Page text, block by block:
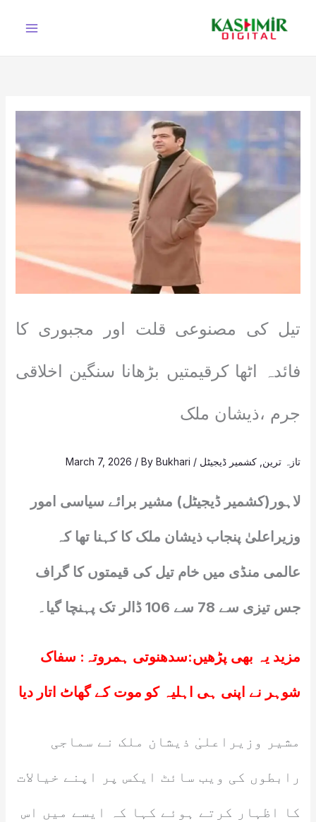
تیل کی مصنوعی قلت اور مجبوری کا
فائدہ اٹھا کرقیمتیں بڑھانا سنگین اخلاقی
جرم ،ذیشان ملک
تازہ ترین کشمیر ڈیجیٹل /
March 7, 2026 / ByBukhari
لاہور(کشمیر ڈیجیٹل) مشیر برائے سیاسی امور
وزیراعلیٰ پنجاب ذیشان ملک کا کہنا تھا کہ
عالمی منڈی میں خام تیل کی قیمتوں کا گراف
جس تیزی سے 78 سے 106 ڈالر تک پہنچا گیا۔
مزید یہ بھی پڑھیں:سدھنوتی ہمروتہ: سفاک
شوہر نے اپنی ہی اہلیہ کو موت کے گھاٹ اتار دیا
مشیر وزیراعلیٰ ذیشان ملک نے سماجی
رابطوں کی ویب سائٹ ایکس پر اپنے خیالات
کا اظہار کرتے ہوئے کہا کہ ایسے میں اس